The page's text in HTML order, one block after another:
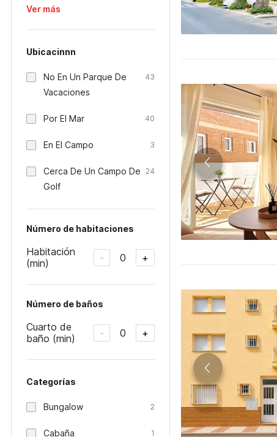
Ver más
Ubicacinnn
No En Un Parque De
Vacaciones
43
Por El Mar 40
En El Campo 3
Cerca De Un Campo De
Golf
24
Número de habitaciones
Habitación
(min)
- 0 +
Número de baños
Cuarto de
baño (min)
- 0 +
Categorías
Bungalow 2
Cabaña 1